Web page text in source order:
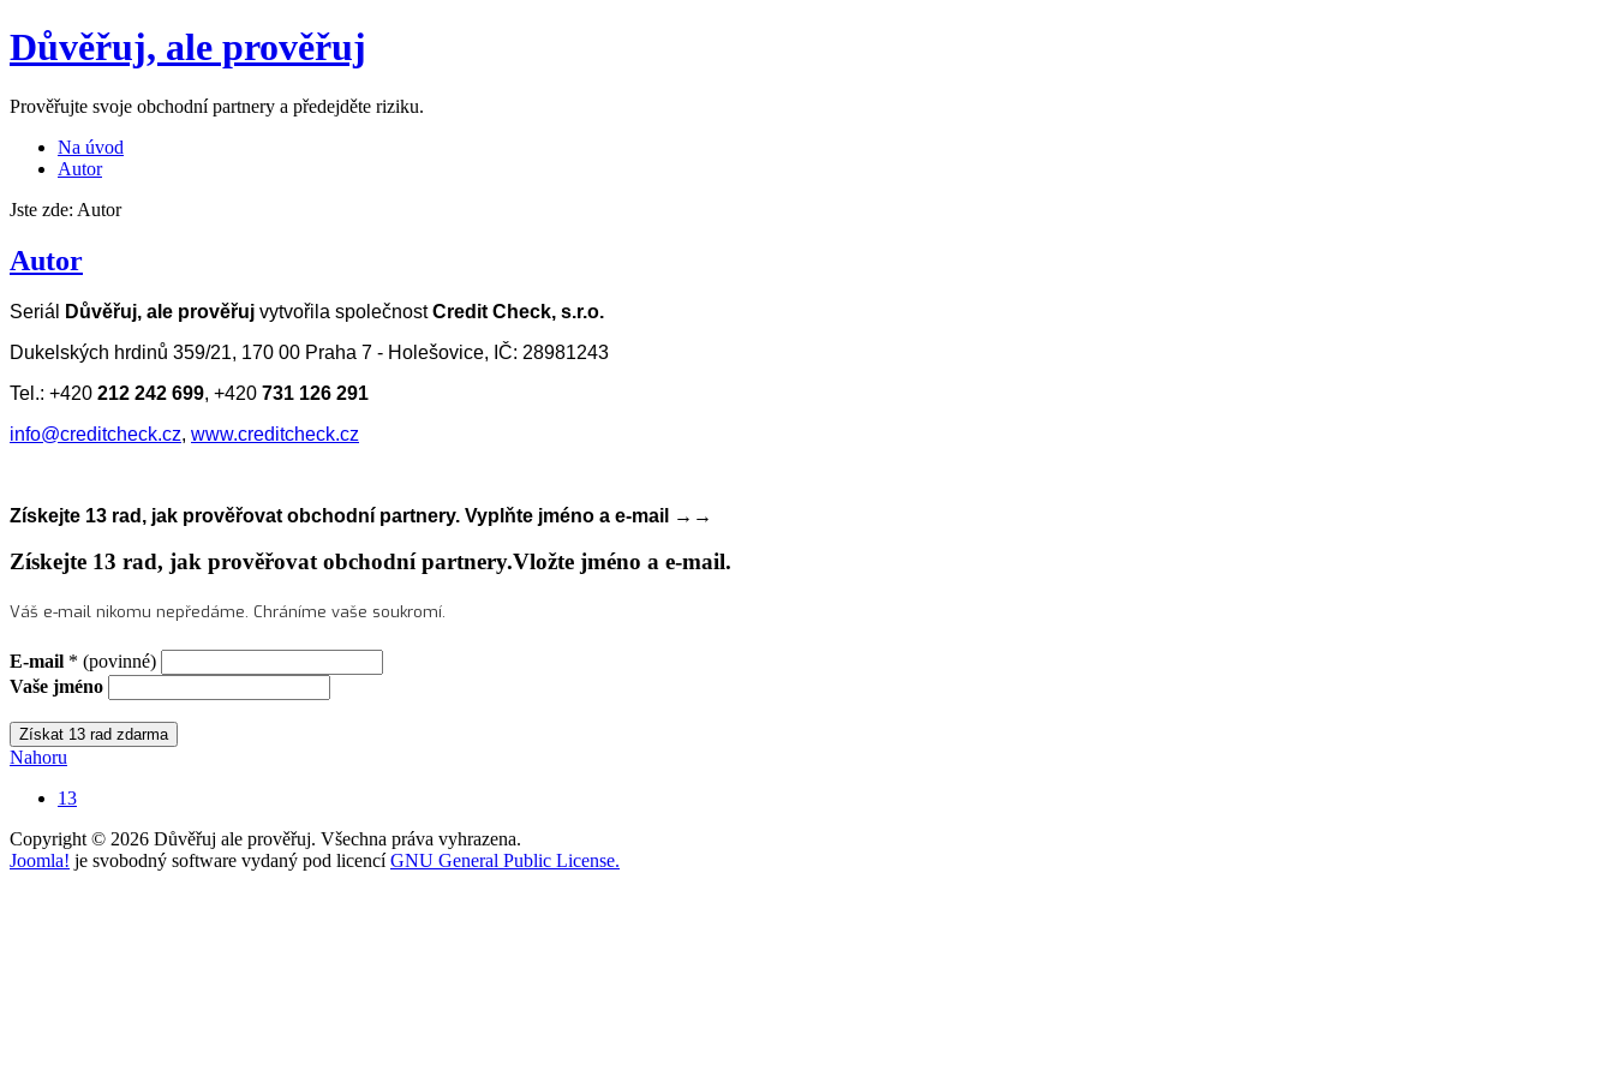
Důvěřuj, ale prověřuj
Prověřujte svoje obchodní partnery a předejděte riziku.
Na úvod
Autor
Jste zde: Autor
Autor
Seriál Důvěřuj, ale prověřuj vytvořila společnost Credit Check, s.r.o.
Dukelských hrdinů 359/21, 170 00 Praha 7 - Holešovice, IČ: 28981243
Tel.: +420 212 242 699, +420 731 126 291
info@creditcheck.cz, www.creditcheck.cz
Získejte 13 rad, jak prověřovat obchodní partnery. Vyplňte jméno a e-mail →→
Získejte 13 rad, jak prověřovat obchodní partnery.Vložte jméno a e-mail.
Váš e-mail nikomu nepředáme. Chráníme vaše soukromí.
E-mail * (povinné)
Vaše jméno
Nahoru
13
Copyright © 2026 Důvěřuj ale prověřuj. Všechna práva vyhrazena.
Joomla! je svobodný software vydaný pod licencíGNU General Public License.